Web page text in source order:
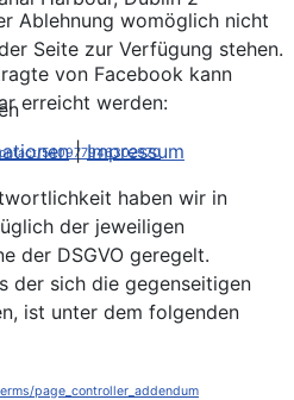
von Facebook kann
erreicht werden:
540977946302970
haben wir in
der jeweiligen
der DSGVO geregelt.
der sich die gegenseitigen
ist unter dem folgenden
page_controller_addendum
Ablehnung womöglich nicht
Seite zur Verfügung stehen.
|Impressum